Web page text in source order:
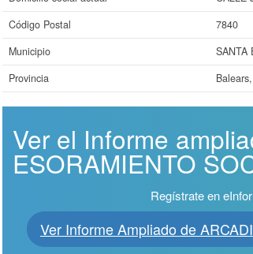
Código Postal
7840
Municipio
SANTA
Provincia
Ver el Informe
ESORAMIENTO
Regístrate en
Ver Informe Ampliado de